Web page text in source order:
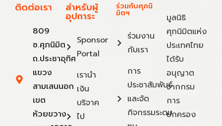
ติดต่อเรา
809
ซ.ศุภนิมิต
ถ.ประชาอุทิศ
แขวง
สามเสนนอก
เขต
ห้วยขวาง
สำหรับผู้
อุปการะ
Sponsor
Portal
เรานำ
เงิน
บริจาค
ไป
ร่วมกับศุภนิ
มิตฯ
ร่วมงาน
กับเรา
การ
ประชาสัมพันธ์
และจัด
กิจกรรมระดม
มูลนิธิ
ศุภนิมิตแห่ง
ประเทศไทย
ได้รับ
อนุญาต
จากกรม
การ
ปกครอง